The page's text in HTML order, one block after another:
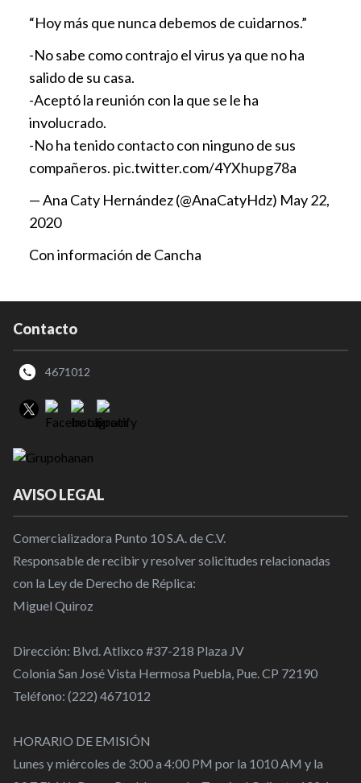
“Hoy más que nunca debemos de cuidarnos.”
-No sabe como contrajo el virus ya que no ha
salido de su casa.
-Aceptó la reunión con la que se le ha
involucrado.
-No ha tenido contacto con ninguno de sus
compañeros. pic.twitter.com/4YXhupg78a
— Ana Caty Hernández (@AnaCatyHdz) May 22,
2020
Con información de Cancha
Contacto
4671012
AVISO LEGAL
Comercializadora Punto 10 S.A. de C.V.
Responsable de recibir y resolver solicitudes relacionadas
con la Ley de Derecho de Réplica:
Miguel Quiroz
Dirección: Blvd. Atlixco #37-218 Plaza JV
Colonia San José Vista Hermosa Puebla, Pue. CP 72190
Teléfono: (222) 4671012
HORARIO DE EMISIÓN
Lunes y miércoles de 3:00 a 4:00 PM por la 1010 AM y la